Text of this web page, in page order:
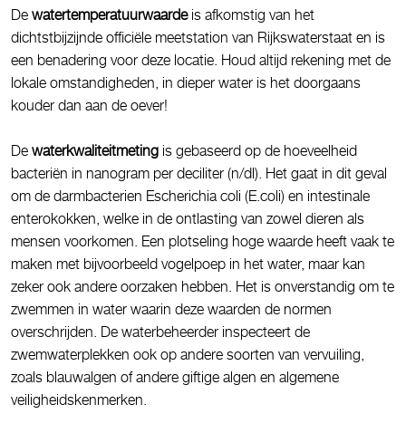
De watertemperatuurwaardeis afkomstig van het
dichtstbijzijnde officiële meetstation van Rijkswaterstaat en is
een benadering voor deze locatie. Houd altijd rekening met de
lokale omstandigheden, in dieper water is het doorgaans
kouder dan aan de oever!
De waterkwaliteitmeting is gebaseerd op de hoeveelheid
bacteriën in nanogram per deciliter (n/dl). Het gaat in dit geval
om de darmbacterien Escherichia coli (E.coli) en intestinale
enterokokken, welke in de ontlasting van zowel dieren als
mensen voorkomen. Een plotseling hoge waarde heeft vaak te
maken met bijvoorbeeld vogelpoep in het water, maar kan
zeker ook andere oorzaken hebben. Het is onverstandig om te
zwemmen in water waarin deze waarden de normen
overschrijden. De waterbeheerder inspecteert de
zwemwaterplekken ook op andere soorten van vervuiling,
zoals blauwalgen of andere giftige algen en algemene
veiligheidskenmerken.